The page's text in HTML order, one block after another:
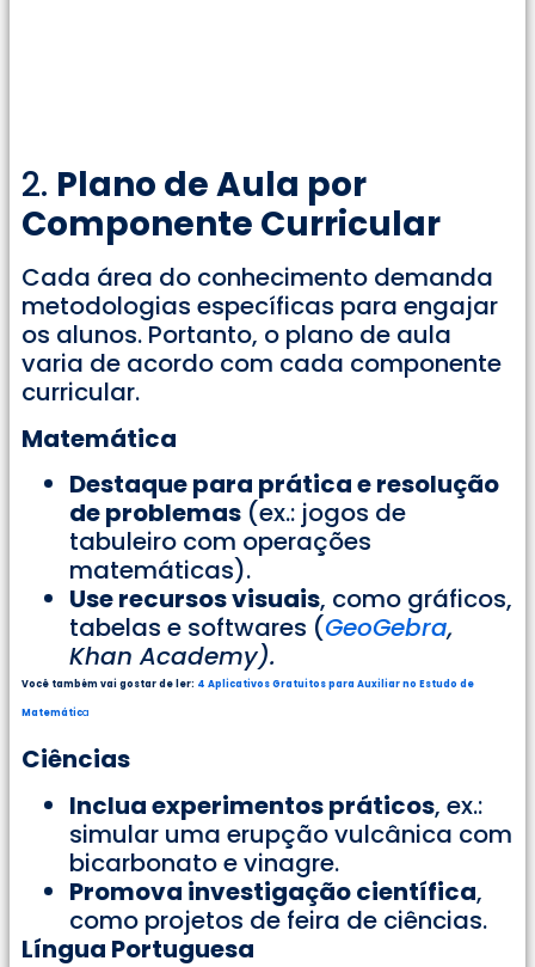
2. Plano de Aula por
Componente Curricular
Cada área do conhecimento demanda
metodologias específicas para engajar
os alunos. Portanto, o plano de aula
varia de acordo com cada componente
curricular.
Matemática
Destaque para prática e resolução
de problemas (ex.: jogos de
tabuleiro com operações
matemáticas).
Use recursos visuais, como gráficos,
tabelas e softwares (GeoGebra,
Khan Academy).
Você também vai gostar de ler: 4 Aplicativos Gratuitos para Auxiliar no Estudo de
Matemática
Ciências
Inclua experimentos práticos, ex.:
simular uma erupção vulcânica com
bicarbonato e vinagre.
Promova investigação científica,
como projetos de feira de ciências.
Língua Portuguesa